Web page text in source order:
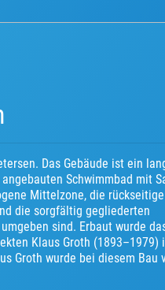
Das Gebäude ist ein
Schwimmbad mit
Mittelzone, die
die sorgfältig gegliederten
sind. Erbaut wurde
Klaus Groth (1893–1979)
Groth wurde bei diesem Bau